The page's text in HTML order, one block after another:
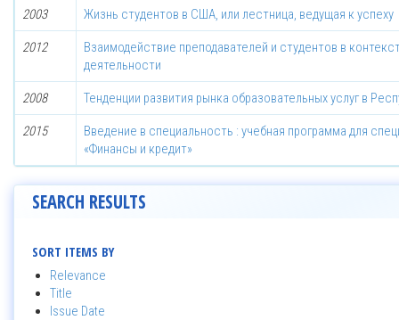
2003 Жизнь студентов в США, или лестница, ведущая к успеху
2012
Взаимодействие преподавателей и студентов в
деятельности
2008 Тенденции развития рынка образовательных услуг в
2015
Введение в специальность : учебная программа для
«Финансы и кредит»
SEARCH RESULTS
SORT ITEMS BY
Relevance
Title
Issue Date